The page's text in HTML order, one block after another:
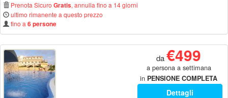
Prenota Sicuro Gratis, annulla fino a 14 giorni
ultimo rimanente a questo prezzo
fino a 6 persone
da€499
a persona a settimana
in PENSIONE COMPLETA
Dettagli